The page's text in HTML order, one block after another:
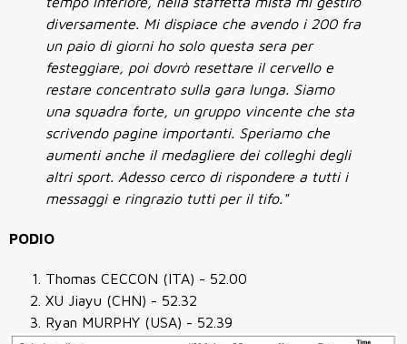
diversamente. Mi dispiace che avendo i 200 fra
un paio di giorni ho solo questa sera per
festeggiare, poi dovrò resettare il cervello e
restare concentrato sulla gara lunga. Siamo
una squadra forte, un gruppo vincente che sta
scrivendo pagine importanti. Speriamo che
aumenti anche il medagliere dei colleghi degli
altri sport. Adesso cerco di rispondere a tutti i
messaggi e ringrazio tutti per il tifo."
PODIO
Thomas CECCON (ITA) - 52.00
XU Jiayu (CHN) - 52.32
Ryan MURPHY (USA) - 52.39